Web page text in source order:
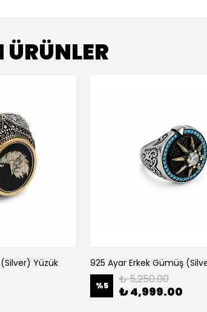
ÜRÜNLER
Yüzük 925 Ayar Erkek Gümüş
%5 ₺ 5,250.00
₺ 4,999.00